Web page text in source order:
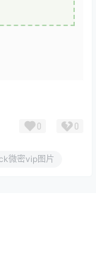
0 0
微密vip图片